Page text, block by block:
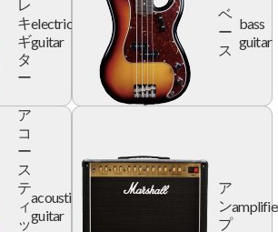
レ
キ
ギ
タ
ー
electric
guitar
ベ
ー
ス
bass
guitar
ア
コ
ー
ス
テ
ィ
ッ
acoustic
guitar
ア
ン
プ